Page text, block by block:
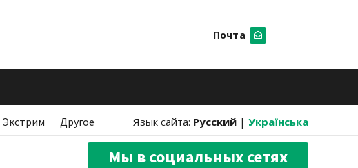
Почта
Экстрим Другое Язык сайта: Русский | Українська
Мы в социальных сетях